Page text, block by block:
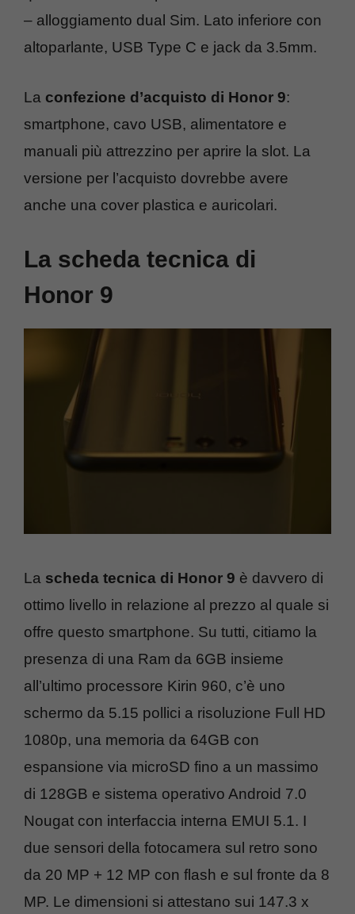
– alloggiamento dual Sim. Lato inferiore con
altoparlante, USB Type C e jack da 3.5mm.
La confezione d’acquisto di Honor 9:
smartphone, cavo USB, alimentatore e
manuali più attrezzino per aprire la slot. La
versione per l’acquisto dovrebbe avere
anche una cover plastica e auricolari.
La scheda tecnica di
Honor 9
La scheda tecnica di Honor 9 è davvero di
ottimo livello in relazione al prezzo al quale si
offre questo smartphone. Su tutti, citiamo la
presenza di una Ram da 6GB insieme
all’ultimo processore Kirin 960, c’è uno
schermo da 5.15 pollici a risoluzione Full HD
1080p, una memoria da 64GB con
espansione via microSD fino a un massimo
di 128GB e sistema operativo Android 7.0
Nougat con interfaccia interna EMUI 5.1. I
due sensori della fotocamera sul retro sono
da 20 MP + 12 MP con flash e sul fronte da 8
MP. Le dimensioni si attestano sui 147.3 x